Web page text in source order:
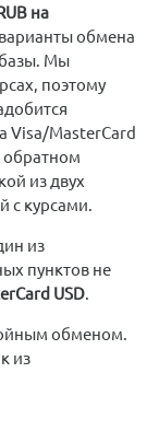
на
обмена
Мы
поэтому
Visa/MasterCard
обратном
из двух
с курсами.
из
пунктов не
USD.
обменом.
из